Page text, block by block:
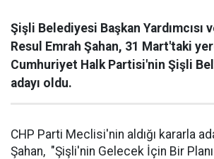
Şişli Belediyesi Başkan Yardımcısı
Resul Emrah Şahan, 31 Mart'taki
Cumhuriyet Halk Partisi'nin Şişli
adayı oldu.
CHP Parti Meclisi'nin aldığı kararla
Şahan, "Şişli'nin Gelecek İçin Bir